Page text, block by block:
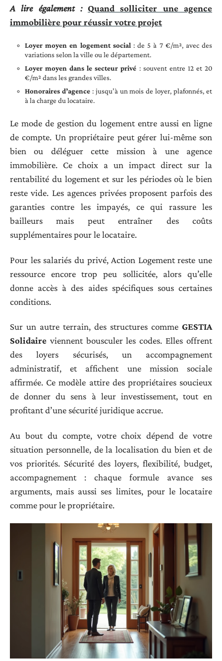
A lire également : Quand solliciter une agence
immobilière pour réussir votre projet
Loyer moyen en logement social: de 5 à 7 €/m², avec des
variations selon la ville ou le département.
Loyer moyen dans le secteur privé : souvent entre 12 et 20
€/m² dans les grandes villes.
Honoraires d’agence: jusqu’à un mois de loyer, plafonnés, et
à la charge du locataire.
Le mode de gestion du logement entre aussi en ligne
de compte. Un propriétaire peut gérer lui-même son
bien ou déléguer cette mission à une agence
immobilière. Ce choix a un impact direct sur la
rentabilité du logement et sur les périodes où le bien
reste vide. Les agences privées proposent parfois des
garanties contre les impayés, ce qui rassure les
bailleurs mais peut entraîner des coûts
supplémentaires pour le locataire.
Pour les salariés du privé, Action Logement reste une
ressource encore trop peu sollicitée, alors qu’elle
donne accès à des aides spécifiques sous certaines
conditions.
Sur un autre terrain, des structures comme GESTIA
Solidaire viennent bousculer les codes. Elles offrent
des loyers sécurisés, un accompagnement
administratif, et affichent une mission sociale
affirmée. Ce modèle attire des propriétaires soucieux
de donner du sens à leur investissement, tout en
profitant d’une sécurité juridique accrue.
Au bout du compte, votre choix dépend de votre
situation personnelle, de la localisation du bien et de
vos priorités. Sécurité des loyers, flexibilité, budget,
accompagnement : chaque formule avance ses
arguments, mais aussi ses limites, pour le locataire
comme pour le propriétaire.